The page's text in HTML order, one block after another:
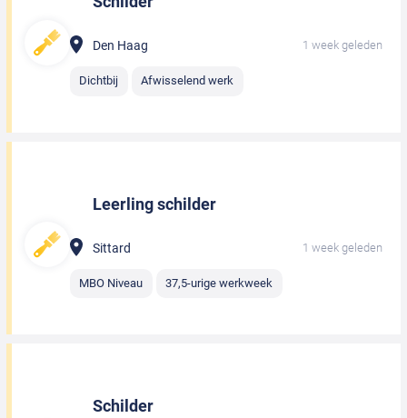
Den Haag 1 week geleden
Dichtbij Afwisselend werk
Leerling schilder
Sittard 1 week geleden
MBO Niveau 37,5-urige werkweek
Schilder